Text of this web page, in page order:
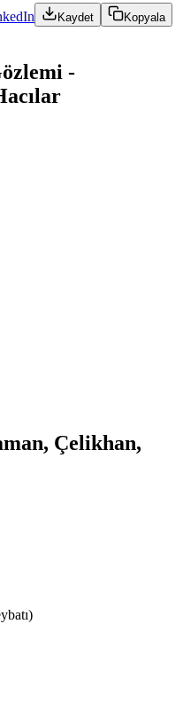
Kaydet Kopyala
-
Çelikhan,